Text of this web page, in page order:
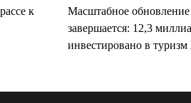
к
Масштабное
завершается: 12,3
инвестировано в туризм